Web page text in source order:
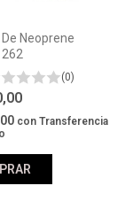
Neoprene
(0)
con Transferencia